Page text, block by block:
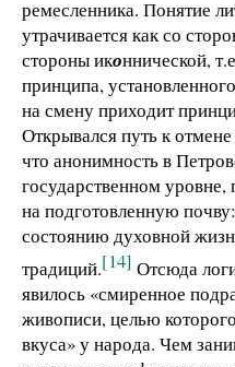
ремесленника. Понятие
утрачивается как со
стороны иконнической,
принципа,
на смену приходит
Открывался путь к
что анонимность в
государственном уровне,
на подготовленную
состоянию духовной
традиций.[14] Отсюда
явилось «смиренное
живописи, целью
вкуса» у народа. Чем